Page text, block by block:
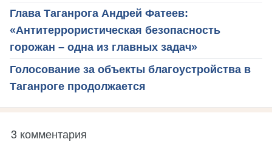
Глава Таганрога Андрей Фатеев:
«Антитеррористическая безопасность
горожан – одна из главных задач»
Голосование за объекты благоустройства в
Таганроге продолжается
3 комментария